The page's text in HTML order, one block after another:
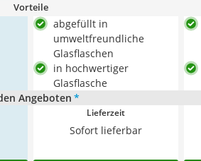
Vorteile
abgefüllt in
umweltfreundliche
Glasflaschen
in hochwertiger
Glasflasche
Angeboten *
Lieferzeit
Sofort lieferbar